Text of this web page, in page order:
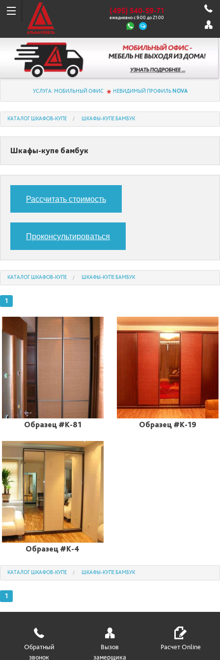
(495) 540-59-71
ежедневно с 9:00 до 21:00
УСЛУГА: МОБИЛЬНЫЙ ОФИС НЕВИДИМЫЙ ПРОФИЛЬ NOVA
КАТАЛОГ ШКАФОВ-КУПЕ ШКАФЫ-КУПЕ БАМБУК
Шкафы-купе бамбук
Рассчитать стоимость
Проконсультироваться
КАТАЛОГ ШКАФОВ-КУПЕ ШКАФЫ-КУПЕ БАМБУК
1
Образец #K-81 Образец #K-19
Образец #K-4
КАТАЛОГ ШКАФОВ-КУПЕ ШКАФЫ-КУПЕ БАМБУК
1
Обратный
звонок
Вызов
замерщика
Расчет Online